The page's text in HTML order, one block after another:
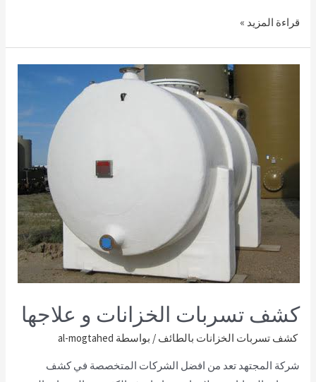
قراءة المزيد »
كشف تسربات الخزانات و علاجها
كشف تسربات الخزانات بالطائف / بواسطة al-mogtahed
شركة المجتهد تعد من افضل الشركات المتخصصة في كشف